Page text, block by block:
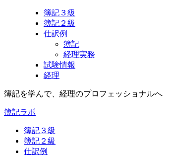
簿記３級
簿記２級
仕訳例
簿記
経理実務
試験情報
経理
簿記を学んで、経理のプロフェッショナルへ
簿記ラボ
簿記３級
簿記２級
仕訳例